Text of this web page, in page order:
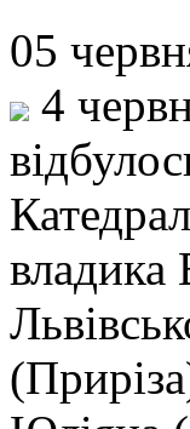
05
4
владика